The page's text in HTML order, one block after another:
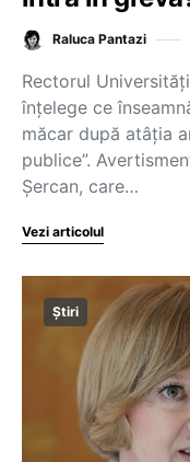
Raluca Pantazi
Rectorul
înțelege ce
măcar după atâția
publice”.
Șercan, care…
Vezi articolul
Știri